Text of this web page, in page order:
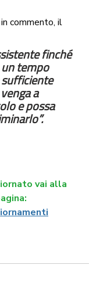
commento, il
finché
tempo
a
e possa
vai alla